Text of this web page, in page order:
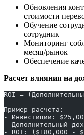
Обновления
стоимости
Обучение
сотрудник
Мониторинг
месяц/рынок
Обеспечение
Расчет влияния на
ROI =
Пример расчета:
- Инвестиции:
- Дополнительный
- ROI: ($180,000 -